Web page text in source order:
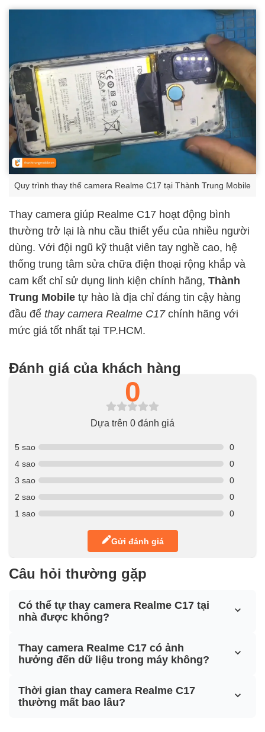
Quy trình thay thế camera Realme C17 tại Thành Trung Mobile
Thay camera giúp Realme C17 hoạt động bình
thường trở lại là nhu cầu thiết yếu của nhiều người
dùng. Với đội ngũ kỹ thuật viên tay nghề cao, hệ
thống trung tâm sửa chữa điện thoại rộng khắp và
cam kết chỉ sử dụng linh kiện chính hãng, Thành
Trung Mobile tự hào là địa chỉ đáng tin cậy hàng
đầu để thay camera Realme C17chính hãng với
mức giá tốt nhất tại TP.HCM.
Đánh giá của khách hàng
0
Dựa trên 0 đánh giá
5 sao
0
4 sao
0
3 sao
0
2 sao
0
1 sao
0
Gửi đánh giá
Câu hỏi thường gặp
Có thể tự thay camera Realme C17 tại
nhà được không?
Thay camera Realme C17 có ảnh
hưởng đến dữ liệu trong máy không?
Thời gian thay camera Realme C17
thường mất bao lâu?